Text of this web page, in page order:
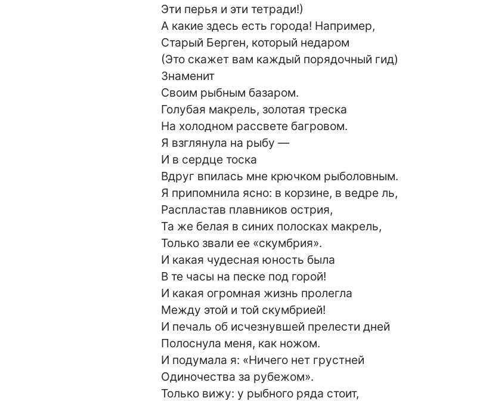
Эти перья и эти тетради!)
А какие здесь есть города! Например,
Старый Берген, который недаром
(Это скажет вам каждый порядочный гид)
Знаменит
Своим рыбным базаром.
Голубая макрель, золотая треска
На холодном рассвете багровом.
Я взглянула на рыбу —
И в сердце тоска
Вдруг впилась мне крючком рыболовным.
Я припомнила ясно: в корзине, в ведре ль,
Распластав плавников острия,
Та же белая в синих полосках макрель,
Только звали ее «скумбрия».
И какая чудесная юность была
В те часы на песке под горой!
И какая огромная жизнь пролегла
Между этой и той скумбрией!
И печаль об исчезнувшей прелести дней
Полоснула меня, как ножом.
И подумала я: «Ничего нет грустней
Одиночества за рубежом».
Только вижу: у рыбного ряда стоит,